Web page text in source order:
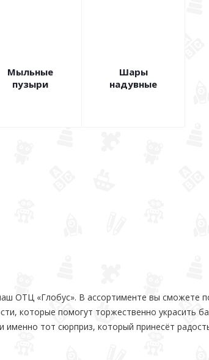
Мыльные
пузыри
Шары
надувные
ОТЦ «Глобус». В ассортименте вы сможете
которые помогут торжественно украсить
тот сюрприз, который принесёт